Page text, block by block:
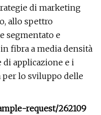
di marketing
allo spettro
segmentato e
fibra a media densità
di applicazione e i
lo sviluppo delle
request/262109